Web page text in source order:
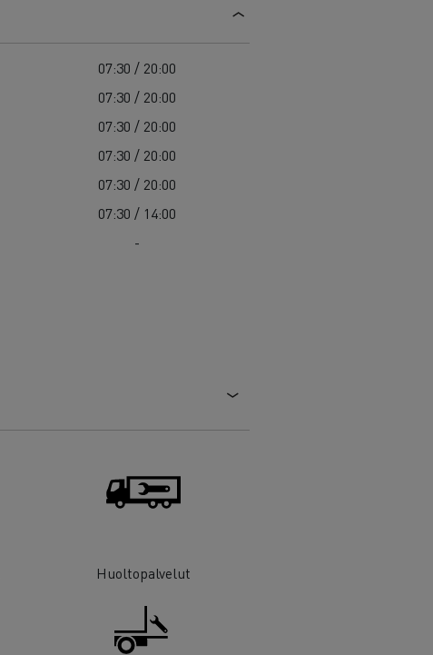
Delanchy Group
Feldschlösschen - Carlsberg
Toimitusta varten
07:30 / 20:00
07:30 / 20:00
07:30 / 20:00
07:30 / 20:00
07:30 / 20:00
07:30 / 14:00
-
Huoltopalvelut